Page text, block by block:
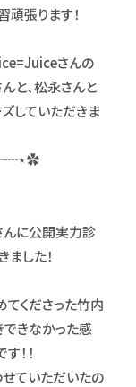
頑張ります！
さんの
と、松永さんと
していただきま
んに公開実力診
した！
くださった竹内
きなかった感
！！
ていただいたの